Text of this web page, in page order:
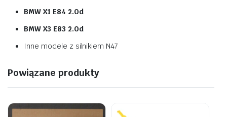
BMW X1 E84 2.0d
BMW X3 E83 2.0d
Inne modele z silnikiem N47
Powiązane produkty